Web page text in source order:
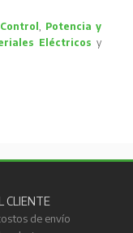
, Potencia y
Eléctricos y
CLIENTE
de envío